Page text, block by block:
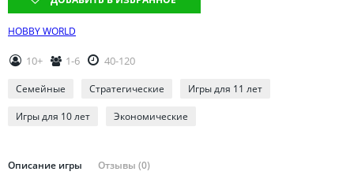
Томская область
Тюменская область
HOBBY WORLD
10+ 1-6 40-120
Семейные Стратегические Игры для 11 лет
Игры для 10 лет Экономические
Описание игры Отзывы (0)